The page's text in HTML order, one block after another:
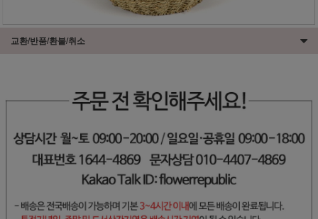
교환/반품/환불/취소